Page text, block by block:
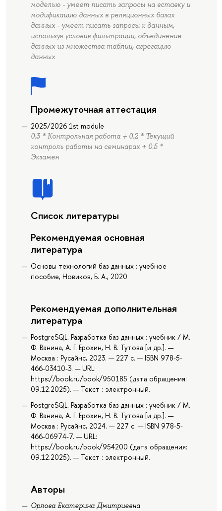
моделью - умеет писать запросы на вставку и
модификацию данных в реляционных базах
данных - умеет писать запросы к данным,
используя условия фильтрации, объединение
данных из множества таблиц, агрегацию
данных
Промежуточная аттестация
2025/2026 1st module
0.3 * Контрольная работа + 0.2 * Текущий
контроль работы на семинарах + 0.5 *
Экзамен
Список литературы
Рекомендуемая основная
литература
Основы технологий баз данных : учебное
пособие, Новиков, Б. А., 2020
Рекомендуемая дополнительная
литература
PostgreSQL. Разработка баз данных : учебник / М.
Ф. Ванина, А. Г. Ерохин, Н. В. Тутова [и др.]. —
Москва : Русайнс, 2023. — 227 с. — ISBN 978-5-
466-03410-3. — URL:
https://book.ru/book/950185 (дата обращения:
09.12.2025). — Текст : электронный.
PostgreSQL. Разработка баз данных : учебник / М.
Ф. Ванина, А. Г. Ерохин, Н. В. Тутова [и др.]. —
Москва : Русайнс, 2024. — 227 с. — ISBN 978-5-
466-06974-7. — URL:
https://book.ru/book/954200 (дата обращения:
09.12.2025). — Текст : электронный.
Авторы
Орлова Екатерина Дмитриевна